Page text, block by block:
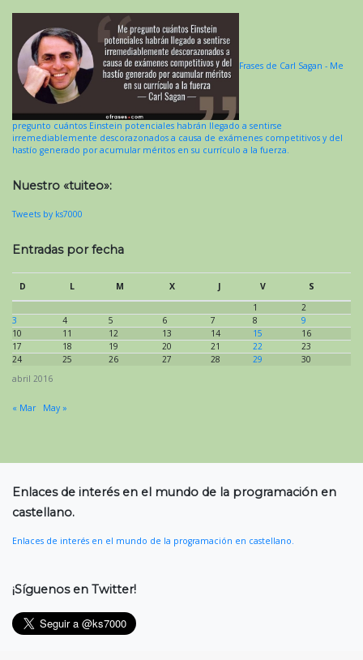
Frases de Carl Sagan - Me
pregunto cuántos Einstein potenciales habrán llegado a sentirse
irremediablemente descorazonados a causa de exámenes competitivos y del
hastío generado por acumular méritos en su currículo a la fuerza.
Nuestro «tuiteo»:
Tweets by ks7000
Entradas por fecha
abril 2016
D L M X J V
S
1
2
3
4 5 6 7 8
9
10
11 12 13 14 15
16
17
18 19 20 21 22
23
24
25 26 27 28 29 30
« Mar May »
Enlaces de interés en el mundo de la programación en
castellano.
Enlaces de interés en el mundo de la programación en castellano.
¡Síguenos en Twitter!